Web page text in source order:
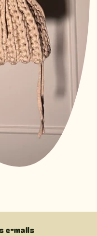
e-mails